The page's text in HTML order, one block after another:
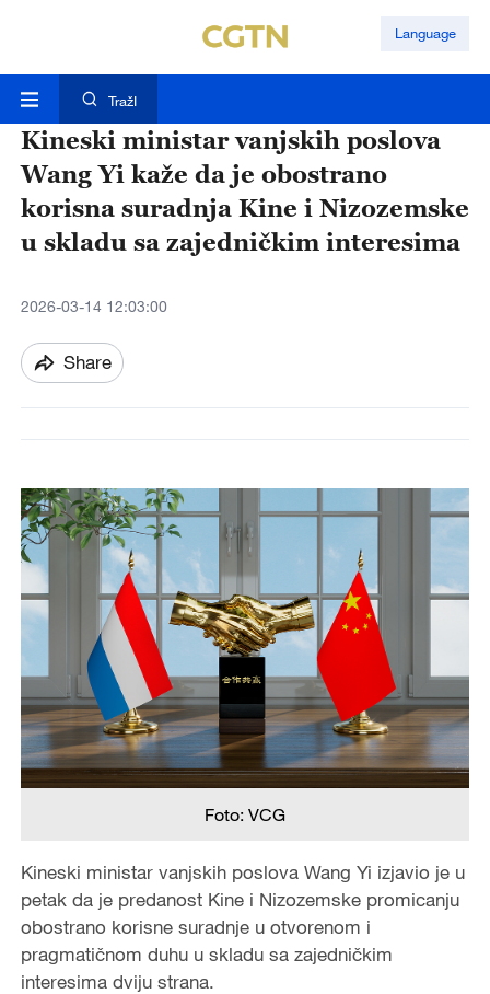
Language
TražI
Kineski ministar vanjskih poslova
Wang Yi kaže da je obostrano
korisna suradnja Kine i Nizozemske
u skladu sa zajedničkim interesima
2026-03-14 12:03:00
Share
Foto: VCG
Kineski ministar vanjskih poslova Wang Yi izjavio je u
petak da je predanost Kine i Nizozemske promicanju
obostrano korisne suradnje u otvorenom i
pragmatičnom duhu u skladu sa zajedničkim
interesima dviju strana.